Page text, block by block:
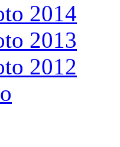
2014
2013
2012